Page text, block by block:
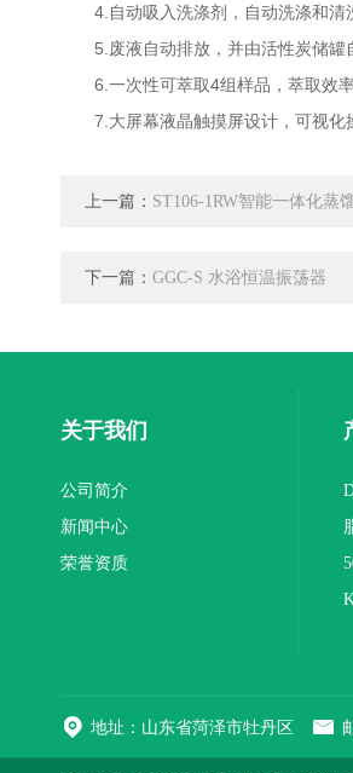
4.自动吸入洗涤剂，自动洗涤和清
5.废液自动排放，并由活性炭储罐
6.一次性可萃取4组样品，萃取效率
7.大屏幕液晶触摸屏设计，可视化
上一篇： ST106-1RW智能一体化蒸
下一篇： GGC-S 水浴恒温振荡器
关于我们
公司简介
新闻中心
荣誉资质
地址：山东省菏泽市牡丹区